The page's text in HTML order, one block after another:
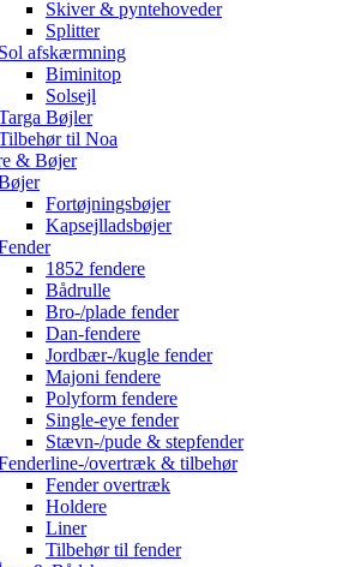
Skiver & pyntehoveder
Splitter
Sol afskærmning
Biminitop
Solsejl
Bøjler
til Noa
& Bøjer
Fortøjningsbøjer
Kapsejlladsbøjer
1852 fendere
Bådrulle
Bro-/plade fender
Dan-fendere
Jordbær-/kugle fender
Majoni fendere
Polyform fendere
Single-eye fender
Stævn-/pude & stepfender
overtræk & tilbehør
Fender overtræk
Holdere
Liner
Tilbehør til fender